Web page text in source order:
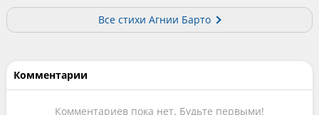
Все стихи Агнии Барто
Комментарии
Комментариев пока нет. Будьте первыми!